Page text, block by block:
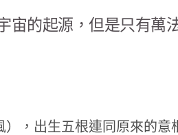
宙的起源，但是只有萬
，出生五根連同原來的意